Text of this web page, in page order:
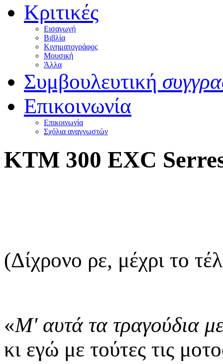
Κριτικές
Εισαγωγή
Βιβλία
Κινηματογράφος
Μουσική
Άλλα
Συμβουλευτική
Επικοινωνία
Επικοινωνία
Σχόλια αναγνωστών
KTM 300 EXC
(Δίχρονο ρε, μέχρι το
«Μ' αυτά τα τραγούδια
κι εγώ με τούτες τις